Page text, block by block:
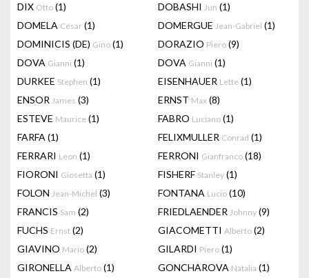
DIX Otto (1) DOBASHI Jun (1)
DOMELA César (1) DOMERGUE Jean-Gabriel (1)
DOMINICIS (DE) Gino (1) DORAZIO Piero (9)
DOVA Gianni (1) DOVA Gianni (1)
DURKEE Stephen (1) EISENHAUER Lette (1)
ENSOR James (3) ERNST Max (8)
ESTEVE Maurice (1) FABRO Luciano (1)
FARFA (1) FELIXMULLER Conrad (1)
FERRARI Leon (1) FERRONI Gianfranco (18)
FIORONI Giosetta (1) FISHERF Stanley (1)
FOLON Jean-Michel (3) FONTANA Lucio (10)
FRANCIS Sam (2) FRIEDLAENDER Johnny (9)
FUCHS Ernst (2) GIACOMETTI Alberto (2)
GIAVINO Mario (2) GILARDI Piero (1)
GIRONELLA Alberto (1) GONCHAROVA Natalia (1)